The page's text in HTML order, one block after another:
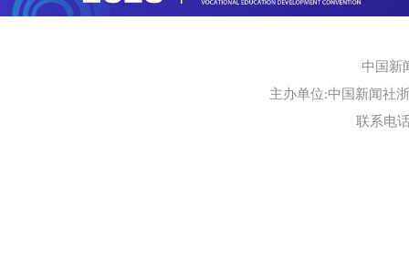
中国新
主办单位:中国新闻社
联系电